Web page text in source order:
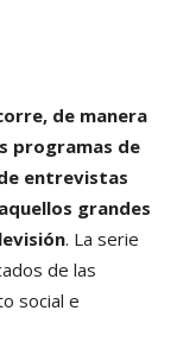
de manera
programas de
entrevistas
grandes
. La serie
de las
social e